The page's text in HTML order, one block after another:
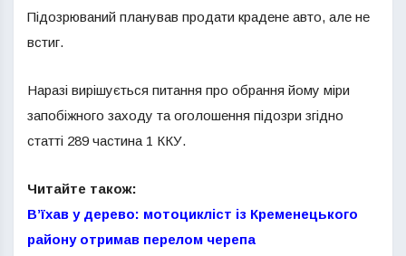
Підозрюваний планував продати крадене авто, але не
встиг.
Наразі вирішується питання про обрання йому міри
запобіжного заходу та оголошення підозри згідно
статті 289 частина 1 ККУ.
Читайте також:
В’їхав у дерево: мотоцикліст із Кременецького
району отримав перелом черепа